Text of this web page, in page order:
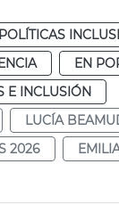
EN
E INCLUSIÓN
LUCÍA
2026